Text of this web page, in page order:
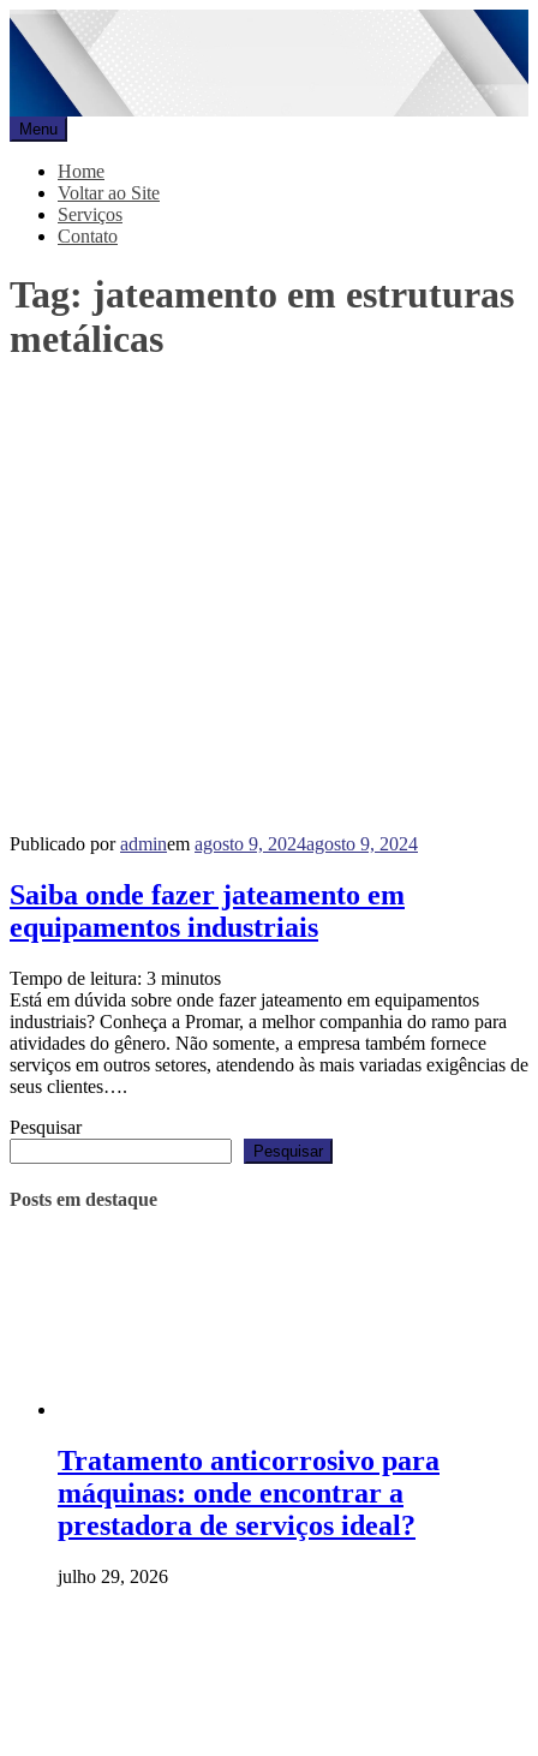
Pular
para
conteúdo
Promar
Blog
Menu
Home
Voltar ao Site
Serviços
Contato
Tag: jateamento em estruturas
metálicas
Publicado poradminem agosto 9, 2024agosto 9, 2024
Saiba onde fazer jateamento em
equipamentos industriais
Tempo de leitura: 3 minutos
Está em dúvida sobre onde fazer jateamento em equipamentos
industriais? Conheça a Promar, a melhor companhia do ramo para
atividades do gênero. Não somente, a empresa também fornece
serviços em outros setores, atendendo às mais variadas exigências de
seus clientes….
Pesquisar
Pesquisar
Posts em destaque
Tratamento anticorrosivo para
máquinas: onde encontrar a
prestadora de serviços ideal?
julho 29, 2026